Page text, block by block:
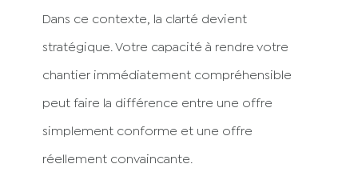
Dans ce contexte, la clarté devient
stratégique. Votre capacité à rendre votre
chantier immédiatement compréhensible
peut faire la différence entre une offre
simplement conforme et une offre
réellement convaincante.